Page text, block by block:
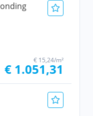
€ 15,24/m²
€ 1.051,31